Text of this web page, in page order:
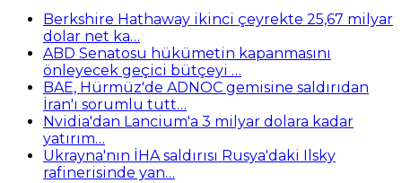
Berkshire Hathaway ikinci çeyrekte 25,67 milyar
dolar net ka…
ABD Senatosu hükümetin kapanmasını
önleyecek geçici bütçeyi …
BAE, Hürmüz'de ADNOC gemisine saldırıdan
İran'ı sorumlu tutt…
Nvidia'dan Lancium'a 3 milyar dolara kadar
yatırım…
Ukrayna'nın İHA saldırısı Rusya'daki Ilsky
rafinerisinde yan…